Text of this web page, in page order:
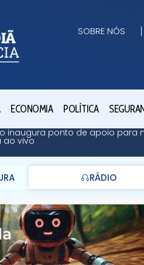
SOBRE NÓS
ECONOMIA POLÍTICA
inaugura ponto de apoio para
vivo
RÁDIO